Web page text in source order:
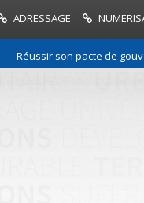
ADRESSAGE
Réussir son pacte de